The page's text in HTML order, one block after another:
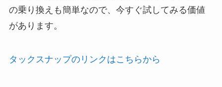
の乗り換えも簡単なので、今すぐ試してみる価値
があります。
タックスナップのリンクはこちらから